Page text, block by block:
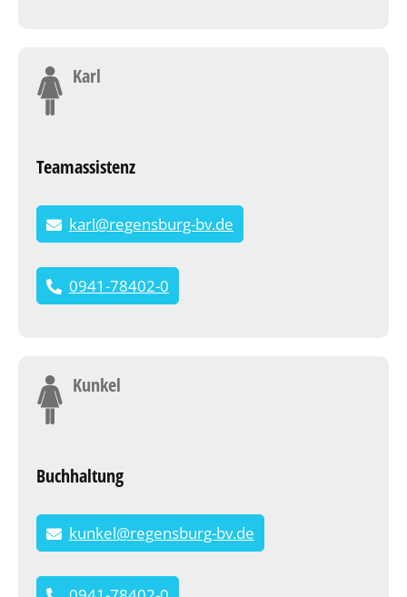
Karl
Teamassistenz
karl@regensburg-bv.de
0941-78402-0
Kunkel
Buchhaltung
kunkel@regensburg-bv.de